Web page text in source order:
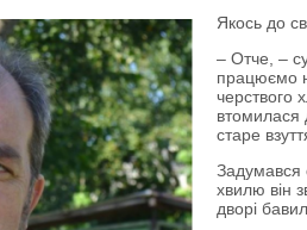
Якось до
– Отче, –
працюємо
черствого
втомилася
старе
Задумався
хвилю він
дворі